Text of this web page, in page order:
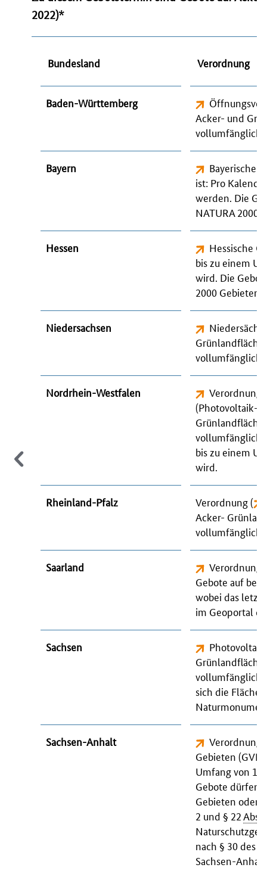
2022)*
Bundesland Verordnung
Baden-Württemberg
Acker- und
vollumfänglich
Bayern
Bayerische
ist: Pro
werden. Die
NATURA 2000
Hessen
Hessische
bis zu einem
wird. Die
2000 Gebieten
Niedersachsen
vollumfänglich
Nordrhein-Westfalen
Verordnung
(Photovoltaik-
vollumfänglich
bis zu einem
wird.
Rheinland-Pfalz
Verordnung (
Acker-
vollumfänglich
Saarland
Verordnung
Gebote auf
wobei das
im Geoportal
Sachsen
vollumfänglich
sich die
Sachsen-Anhalt
Verordnung
Gebieten
Umfang von
Gebote dürfen
Gebieten oder
2 und § 22Abs.
nach § 30 des
Sachsen-